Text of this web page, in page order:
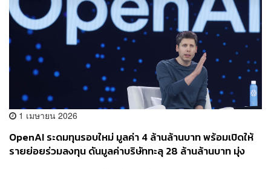
1 เมษายน 2026
OpenAI ระดมทุนรอบใหม่ มูลค่า 4 ล้านล้านบาท พร้อมเปิดให้
รายย่อยร่วมลงทุน ดันมูลค่าบริษัททะลุ 28 ล้านล้านบาท มุ่ง